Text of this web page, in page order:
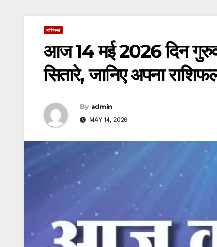
राशिफल
आज 14 मई 2026 दिन
सितारे, जानिए अपना
By admin
MAY 14, 2026